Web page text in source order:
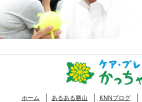
ホーム あるある勝山 KNNブログ